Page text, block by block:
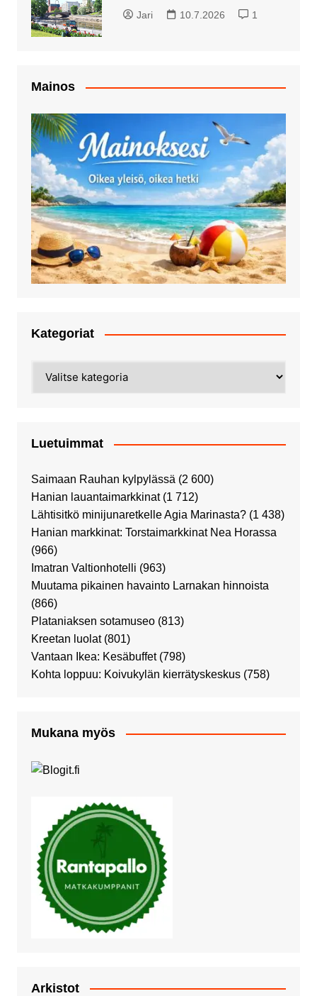
Jari 10.7.2026 1
Mainos
Kategoriat
Luetuimmat
Saimaan Rauhan kylpylässä (2 600)
Hanian lauantaimarkkinat (1 712)
Lähtisitkö minijunaretkelle Agia Marinasta? (1 438)
Hanian markkinat: Torstaimarkkinat Nea Horassa
(966)
Imatran Valtionhotelli (963)
Muutama pikainen havainto Larnakan hinnoista
(866)
Plataniaksen sotamuseo (813)
Kreetan luolat (801)
Vantaan Ikea: Kesäbuffet (798)
Kohta loppuu: Koivukylän kierrätyskeskus (758)
Mukana myös
Arkistot